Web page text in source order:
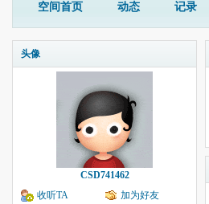
空间首页 动态 记录
头像
CSD741462
收听TA
加为好友